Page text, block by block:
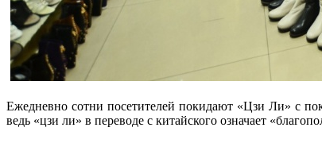
Ежедневно сотни посетителей покидают «Цзи Ли» с
ведь «цзи ли» в переводе с китайского означает